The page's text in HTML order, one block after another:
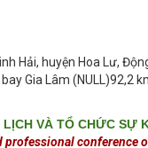
Hải, huyện Hoa Lư,
Gia Lâm (NULL)92,2
LỊCH VÀ TỔ CHỨC SỰ
professional conference